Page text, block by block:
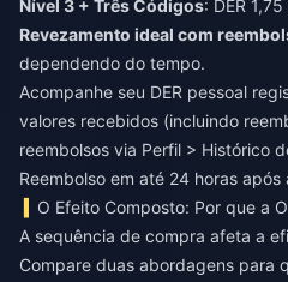
Nível 3 + Três Códigos: DER 1,75
Revezamento ideal com
dependendo do tempo.
Acompanhe seu DER pessoal
valores recebidos (incluindo
reembolsos via Perfil > Histórico
Reembolso em até 24 horas
O Efeito Composto: Por que a
A sequência de compra afeta a
Compare duas abordagens para